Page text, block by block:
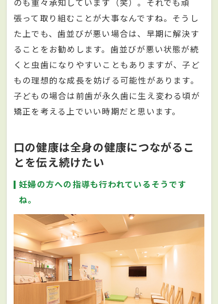
のも重々承知しています（笑）。それでも頑
張って取り組むことが大事なんですね。そうし
た上でも、歯並びが悪い場合は、早期に解決す
ることをお勧めします。歯並びが悪い状態が続
くと虫歯になりやすいこともありますが、子ど
もの理想的な成長を妨げる可能性があります。
子どもの場合は前歯が永久歯に生え変わる頃が
矯正を考える上でいい時期だと思います。
口の健康は全身の健康につながるこ
とを伝え続けたい
妊婦の方への指導も行われているそうです
ね。